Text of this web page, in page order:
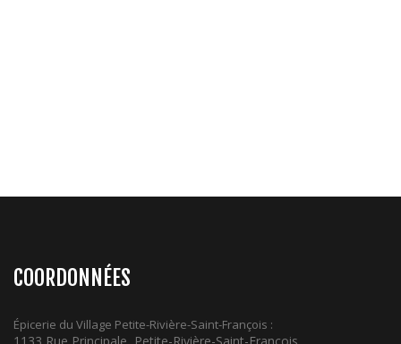
COORDONNÉES
Épicerie du Village Petite-Rivière-Saint-François :